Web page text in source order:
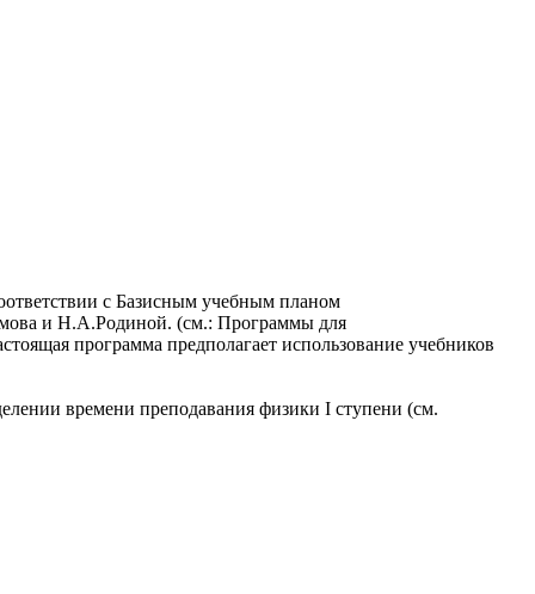
с Базисным учебным планом
и Н.А.Родиной. (см.: Программы для
программа предполагает использование учебников
времени преподавания физики I cтупени (см.